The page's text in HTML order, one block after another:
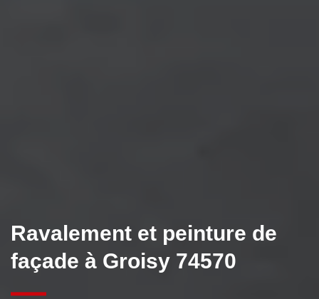
Ravalement et peinture de
façade à Groisy 74570